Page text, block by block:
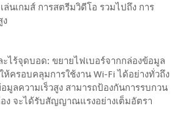
นเกมส์ การสตรีมวิดีโอ รวมไปถึง การ
ง
ไร้จุดบอด: ขยายไฟเบอร์จากกล่องข้อมูล
ห้ครอบคลุมการใช้งาน Wi-Fi ได้อย่างทั่วถึง
มูลความเร็วสูง สามารถป้องกันการรบกวน
ง จะได้รับสัญญาณแรงอย่างเต็มอัตรา